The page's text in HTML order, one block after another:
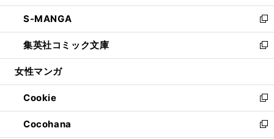
開
く
ウ
で
開
く
ン
ド
ウ
で
開
ウ
ィ
ン
ド
ウ
開
く
し
い
ウ
ィ
ン
ウ
で
開
く
S-MANGA
新
し
い
ウ
ン
ド
ウ
で
集英社コミック文庫
新
し
ウ
ィ
ン
ド
女性マンガ
Cookie
新
し
い
Cocohana
新